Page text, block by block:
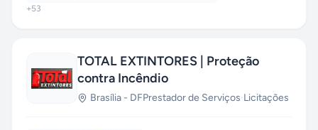
+53
TOTAL EXTINTORES | Proteção
contra Incêndio
Brasília - DFPrestador de Serviços·Licitações